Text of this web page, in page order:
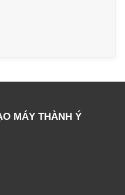
MÁY THÀNH Ý